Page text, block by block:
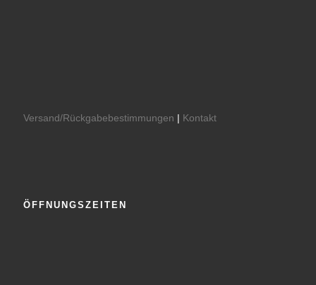
Versand/Rückgabebestimmungen | Kontakt
ÖFFNUNGSZEITEN